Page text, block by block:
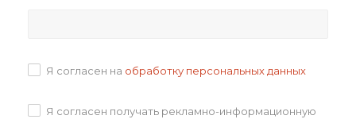
Я согласен на обработку персональных данных
Я согласен получать рекламно-информационную